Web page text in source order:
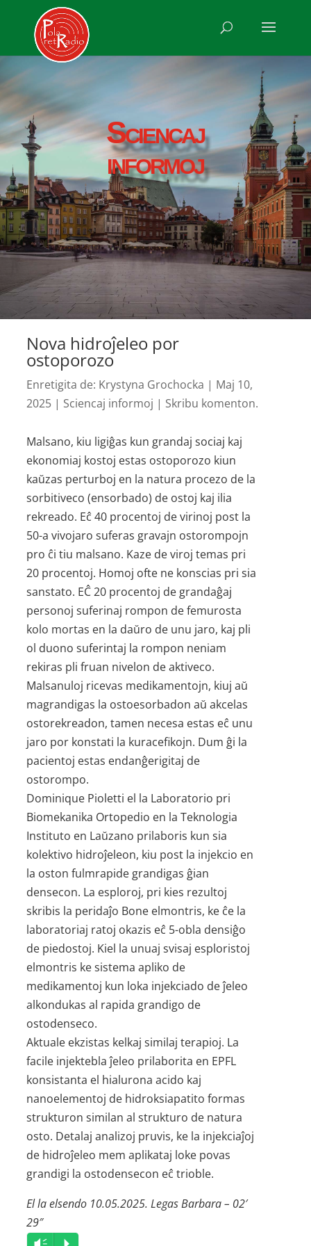
Sciencaj
informoj
Nova hidroĵeleo por
ostoporozo
Enretigita de: Krystyna Grochocka | Maj 10,
2025 | Sciencaj informoj | Skribu komenton.
Malsano, kiu ligiĝas kun grandaj sociaj kaj
ekonomiaj kostoj estas ostoporozo kiun
kaŭzas perturboj en la natura procezo de la
sorbitiveco (ensorbado) de ostoj kaj ilia
rekreado. Eĉ 40 procentoj de virinoj post la
50-a vivojaro suferas gravajn ostorompojn
pro ĉi tiu malsano. Kaze de viroj temas pri
20 procentoj. Homoj ofte ne konscias pri sia
sanstato. EĈ 20 procentoj de grandaĝaj
personoj suferinaj rompon de femurosta
kolo mortas en la daŭro de unu jaro, kaj pli
ol duono suferintaj la rompon neniam
rekiras pli fruan nivelon de aktiveco.
Malsanuloj ricevas medikamentojn, kiuj aŭ
magrandigas la ostoesorbadon aŭ akcelas
ostorekreadon, tamen necesa estas eĉ unu
jaro por konstati la kuracefikojn. Dum ĝi la
pacientoj estas endanĝerigitaj de
ostorompo.
Dominique Pioletti el la Laboratorio pri
Biomekanika Ortopedio en la Teknologia
Instituto en Laŭzano prilaboris kun sia
kolektivo hidroĵeleon, kiu post la injekcio en
la oston fulmrapide grandigas ĝian
densecon. La esploroj, pri kies rezultoj
skribis la peridaĵo Bone elmontris, ke ĉe la
laboratoriaj ratoj okazis eĉ 5-obla densiĝo
de piedostoj. Kiel la unuaj svisaj esploristoj
elmontris ke sistema apliko de
medikamentoj kun loka injekciado de ĵeleo
alkondukas al rapida grandigo de
ostodenseco.
Aktuale ekzistas kelkaj similaj terapioj. La
facile injektebla ĵeleo prilaborita en EPFL
konsistanta el hialurona acido kaj
nanoelementoj de hidroksiapatito formas
strukturon similan al strukturo de natura
osto. Detalaj analizoj pruvis, ke la injekciaĵoj
de hidroĵeleo mem aplikataj loke povas
grandigi la ostodensecon eĉ trioble.
El la elsendo 10.05.2025. Legas Barbara – 02′
29″
Audio